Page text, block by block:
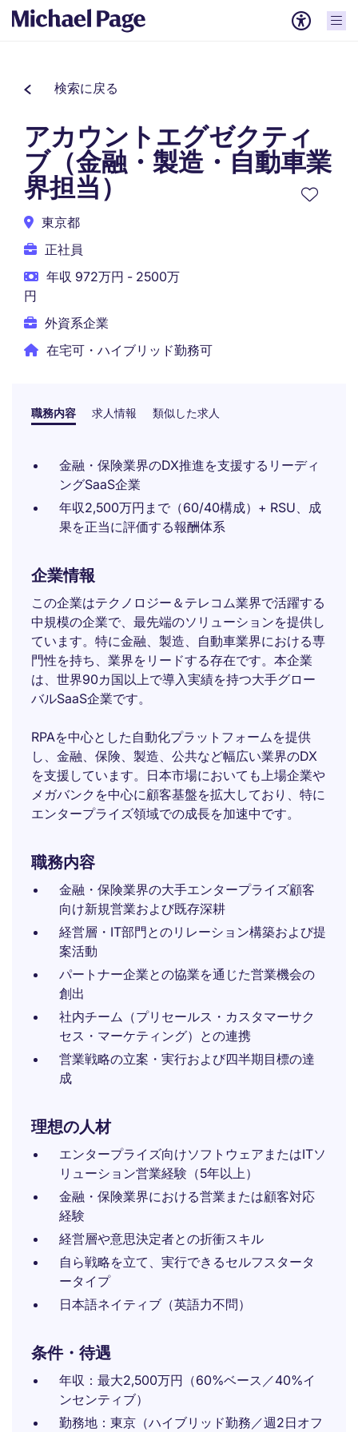
検索に戻る
アカウントエグゼクティ
ブ（金融・製造・自動車業
界担当）
東京都
正社員
年収 972万円 - 2500万
円
外資系企業
在宅可・ハイブリッド勤務可
職務内容 求人情報 類似した求人
金融・保険業界のDX推進を支援するリーディ
ングSaaS企業
年収2,500万円まで（60/40構成）+ RSU、成
果を正当に評価する報酬体系
企業情報
この企業はテクノロジー＆テレコム業界で活躍する
中規模の企業で、最先端のソリューションを提供し
ています。特に金融、製造、自動車業界における専
門性を持ち、業界をリードする存在です。本企業
は、世界90カ国以上で導入実績を持つ大手グロー
バルSaaS企業です。
RPAを中心とした自動化プラットフォームを提供
し、金融、保険、製造、公共など幅広い業界のDX
を支援しています。日本市場においても上場企業や
メガバンクを中心に顧客基盤を拡大しており、特に
エンタープライズ領域での成長を加速中です。
職務内容
金融・保険業界の大手エンタープライズ顧客
向け新規営業および既存深耕
経営層・IT部門とのリレーション構築および提
案活動
パートナー企業との協業を通じた営業機会の
創出
社内チーム（プリセールス・カスタマーサク
セス・マーケティング）との連携
営業戦略の立案・実行および四半期目標の達
成
理想の人材
エンタープライズ向けソフトウェアまたはITソ
リューション営業経験（5年以上）
金融・保険業界における営業または顧客対応
経験
経営層や意思決定者との折衝スキル
自ら戦略を立て、実行できるセルフスタータ
ータイプ
日本語ネイティブ（英語力不問）
条件・待遇
年収：最大2,500万円（60%ベース／40%イ
ンセンティブ）
勤務地：東京（ハイブリッド勤務／週2日オフ